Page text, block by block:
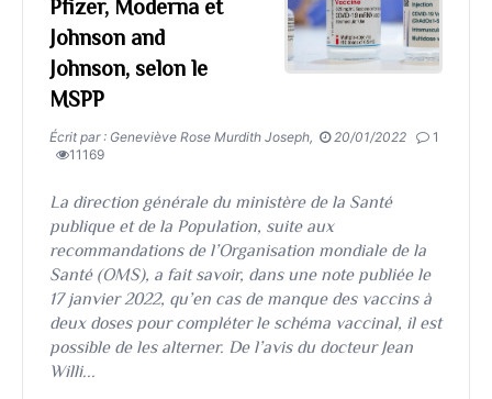
Pfizer, Moderna et
Johnson and
Johnson, selon le
MSPP
Écrit par : Geneviève Rose Murdith Joseph, 20/01/2022
1
11169
La direction générale du ministère de la Santé
publique et de la Population, suite aux
recommandations de l’Organisation mondiale de la
Santé (OMS), a fait savoir, dans une note publiée le
17 janvier 2022, qu’en cas de manque des vaccins à
deux doses pour compléter le schéma vaccinal, il est
possible de les alterner. De l’avis du docteur Jean
Willi...